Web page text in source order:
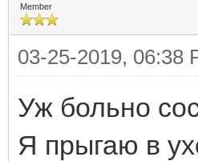
Member
03-25-2019, 06:38
Уж больно
Я прыгаю в